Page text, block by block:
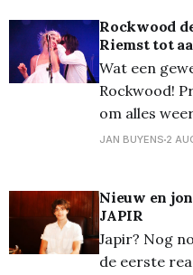
Rockwood
Riemst tot
Wat een
Rockwood!
om alles
En dat op
niet over de
brachten we
JAN BUYENS 2
Nieuw en
JAPIR
Japir? Nog
de eerste